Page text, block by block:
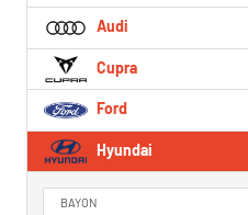
Audi
Cupra
Ford
Hyundai
BAYON